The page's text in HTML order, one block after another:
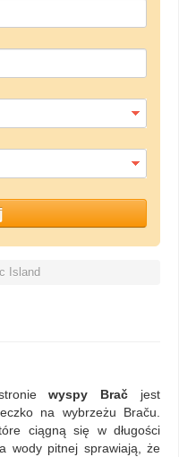
Island
wyspy Brač jest
na wybrzeżu Braču.
ciągną się w długości
wody pitnej sprawiają, że